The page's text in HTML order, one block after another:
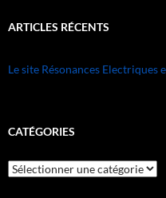
ARTICLES RÉCENTS
Le site Résonances Electriques
CATÉGORIES
catégories